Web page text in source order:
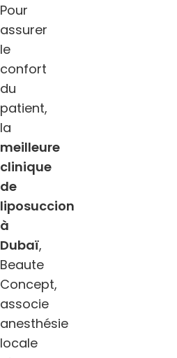
Pour
assurer
le
confort
du
patient,
la
meilleure
clinique
de
liposuccion
à
Dubaï,
Beaute
Concept,
associe
anesthésie
locale